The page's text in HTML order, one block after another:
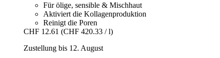
Für ölige, sensible & Mischhaut
Aktiviert die Kollagenproduktion
Reinigt die Poren
CHF 12.61 (CHF 420.33 / l)
Zustellung bis 12. August